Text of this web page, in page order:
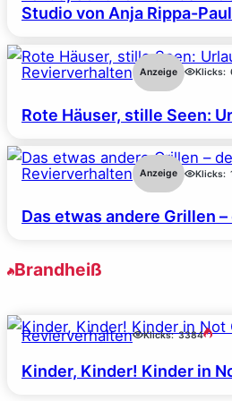
Studio von Anja Rippa-
Revierverhalten Anzeige Klicks:
Rote Häuser, stille Seen:
Revierverhalten Anzeige Klicks:
Das etwas andere Grillen
Brandheiß
Revierverhalten Klicks: 3384
Kinder, Kinder! Kinder in